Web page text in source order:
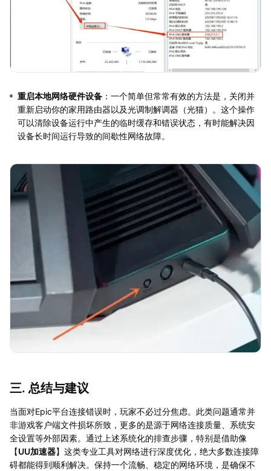
重启本地网络硬件设备 ：一个简单但常常有效的方法是，关闭并
重新启动你的家用路由器以及光调制解调器（光猫）。这个操作
可以清除设备运行中产生的临时缓存和错误状态，有时能解决因
设备长时间运行导致的间歇性网络故障。
三. 总结与建议
当面对Epic平台连接错误时，玩家不必过分焦虑。此类问题通常并
非游戏客户端文件损坏所致，更多的是源于网络连接质量、系统安
全设置等外部因素。通过上述系统化的排查步骤，特别是借助像
【UU加速器】这类专业工具对网络进行深度优化，绝大多数连接障
碍都能得到顺利解决。保持一个流畅、稳定的网络环境，是确保不